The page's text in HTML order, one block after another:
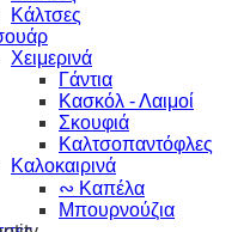
Κάλτσες
Χειμερινά
Γάντια
Κασκόλ - Λαιμοί
Σκουφιά
Καλτσοπαντόφλες
Καλοκαιρινά
∾ Καπέλα
Μπουρνούζια